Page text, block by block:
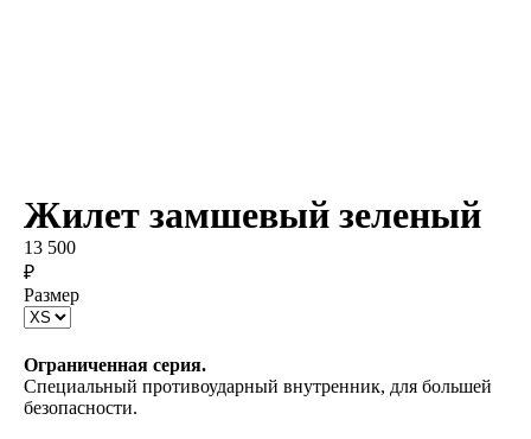
Жилет замшевый зеленый
13 500
₽
Размер
Ограниченная серия.
Специальный противоударный внутренник, для большей
безопасности.